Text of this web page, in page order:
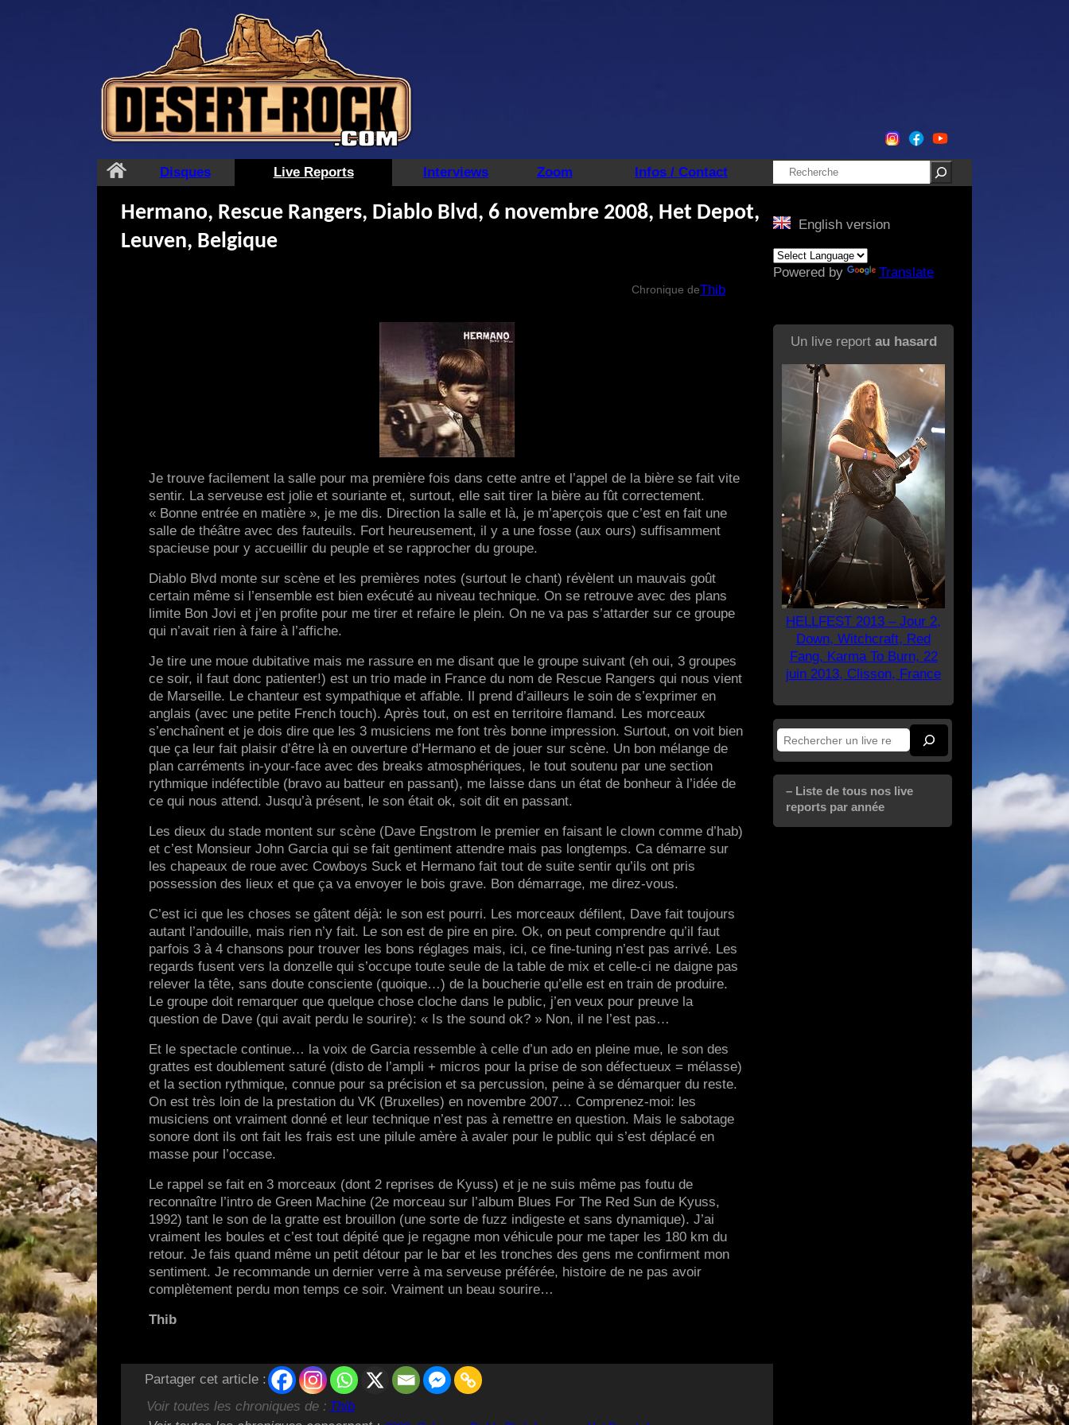
Disques Live Reports Interviews Zoom Infos / Contact Rechercher
Hermano, Rescue Rangers, Diablo Blvd, 6 novembre 2008, Het Depot,
Leuven, Belgique
Chronique deThib
Je trouve facilement la salle pour ma première fois dans cette antre et l’appel de la bière se fait vite
sentir. La serveuse est jolie et souriante et, surtout, elle sait tirer la bière au fût correctement.
« Bonne entrée en matière », je me dis. Direction la salle et là, je m’aperçois que c’est en fait une
salle de théâtre avec des fauteuils. Fort heureusement, il y a une fosse (aux ours) suffisamment
spacieuse pour y accueillir du peuple et se rapprocher du groupe.
Diablo Blvd monte sur scène et les premières notes (surtout le chant) révèlent un mauvais goût
certain même si l’ensemble est bien exécuté au niveau technique. On se retrouve avec des plans
limite Bon Jovi et j’en profite pour me tirer et refaire le plein. On ne va pas s’attarder sur ce groupe
qui n’avait rien à faire à l’affiche.
Je tire une moue dubitative mais me rassure en me disant que le groupe suivant (eh oui, 3 groupes
ce soir, il faut donc patienter!) est un trio made in France du nom de Rescue Rangers qui nous vient
de Marseille. Le chanteur est sympathique et affable. Il prend d’ailleurs le soin de s’exprimer en
anglais (avec une petite French touch). Après tout, on est en territoire flamand. Les morceaux
s’enchaînent et je dois dire que les 3 musiciens me font très bonne impression. Surtout, on voit bien
que ça leur fait plaisir d’être là en ouverture d’Hermano et de jouer sur scène. Un bon mélange de
plan carréments in-your-face avec des breaks atmosphériques, le tout soutenu par une section
rythmique indéfectible (bravo au batteur en passant), me laisse dans un état de bonheur à l’idée de
ce qui nous attend. Jusqu’à présent, le son était ok, soit dit en passant.
Les dieux du stade montent sur scène (Dave Engstrom le premier en faisant le clown comme d’hab)
et c’est Monsieur John Garcia qui se fait gentiment attendre mais pas longtemps. Ca démarre sur
les chapeaux de roue avec Cowboys Suck et Hermano fait tout de suite sentir qu’ils ont pris
possession des lieux et que ça va envoyer le bois grave. Bon démarrage, me direz-vous.
C’est ici que les choses se gâtent déjà: le son est pourri. Les morceaux défilent, Dave fait toujours
autant l’andouille, mais rien n’y fait. Le son est de pire en pire. Ok, on peut comprendre qu’il faut
parfois 3 à 4 chansons pour trouver les bons réglages mais, ici, ce fine-tuning n’est pas arrivé. Les
regards fusent vers la donzelle qui s’occupe toute seule de la table de mix et celle-ci ne daigne pas
relever la tête, sans doute consciente (quoique…) de la boucherie qu’elle est en train de produire.
Le groupe doit remarquer que quelque chose cloche dans le public, j’en veux pour preuve la
question de Dave (qui avait perdu le sourire): « Is the sound ok? » Non, il ne l’est pas…
Et le spectacle continue… la voix de Garcia ressemble à celle d’un ado en pleine mue, le son des
grattes est doublement saturé (disto de l’ampli + micros pour la prise de son défectueux = mélasse)
et la section rythmique, connue pour sa précision et sa percussion, peine à se démarquer du reste.
On est très loin de la prestation du VK (Bruxelles) en novembre 2007… Comprenez-moi: les
musiciens ont vraiment donné et leur technique n’est pas à remettre en question. Mais le sabotage
sonore dont ils ont fait les frais est une pilule amère à avaler pour le public qui s’est déplacé en
masse pour l’occase.
Le rappel se fait en 3 morceaux (dont 2 reprises de Kyuss) et je ne suis même pas foutu de
reconnaître l’intro de Green Machine (2e morceau sur l’album Blues For The Red Sun de Kyuss,
1992) tant le son de la gratte est brouillon (une sorte de fuzz indigeste et sans dynamique). J’ai
vraiment les boules et c’est tout dépité que je regagne mon véhicule pour me taper les 180 km du
retour. Je fais quand même un petit détour par le bar et les tronches des gens me confirment mon
sentiment. Je recommande un dernier verre à ma serveuse préférée, histoire de ne pas avoir
complètement perdu mon temps ce soir. Vraiment un beau sourire…
Thib
Partager cet article :
Voir toutes les chroniques de : Thib
English version
Powered by Translate
Un live report au hasard
HELLFEST 2013 – Jour 2,
Down, Witchcraft, Red
Fang, Karma To Burn, 22
juin 2013, Clisson, France
Rechercher
– Liste de tous nos live
reports par année